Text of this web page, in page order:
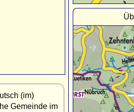
(im)
Gemeinde im